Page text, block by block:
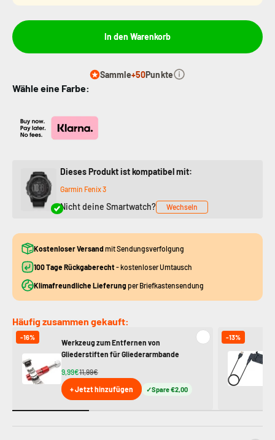
In den Warenkorb
Sammle+50Punkte
Wähle eine Farbe:
Dieses Produkt ist kompatibel mit:
Garmin Fenix 3
Nicht deine Smartwatch? Wechseln
Kostenloser Versandmit Sendungsverfolgung
100 Tage Rückgaberecht- kostenloser Umtausch
Klimafreundliche Lieferung per Briefkastensendung
Häufig zusammen gekauft:
-16%
Werkzeug zum Entfernen von
Gliederstiften für Gliederarmbande
9,99€11,99€
+ Jetzt hinzufügen Spare €2,00
-13%